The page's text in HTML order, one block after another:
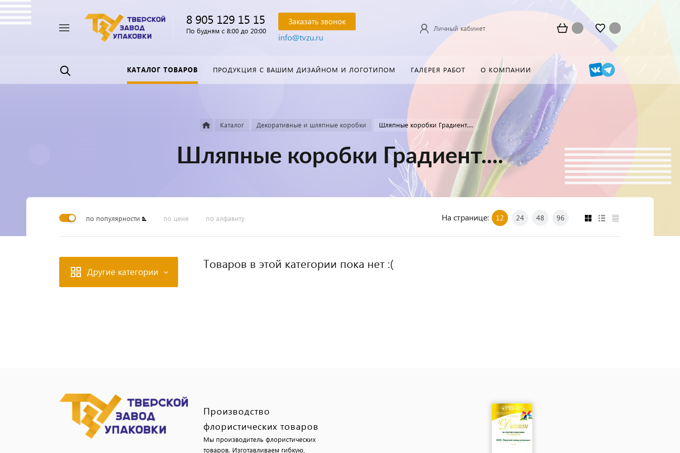
8 905 129 15 15
По будням с 8:00 до 20:00
Заказать звонок
info@tvzu.ru
Личный кабинет
КАТАЛОГ ТОВАРОВ ПРОДУКЦИЯ С ВАШИМ ДИЗАЙНОМ И ЛОГОТИПОМ ГАЛЕРЕЯ РАБОТ О КОМПАНИИ
Каталог Декоративные и шляпные коробки Шляпные коробки Градиент....
Шляпные коробки Градиент....
по популярности по цене по алфавиту На странице: 12 24 48 96
Другие категории
Товаров в этой категории пока нет :(
Производство
флористических товаров
Мы производитель флористических
товаров. Изготавливаем гибкую,